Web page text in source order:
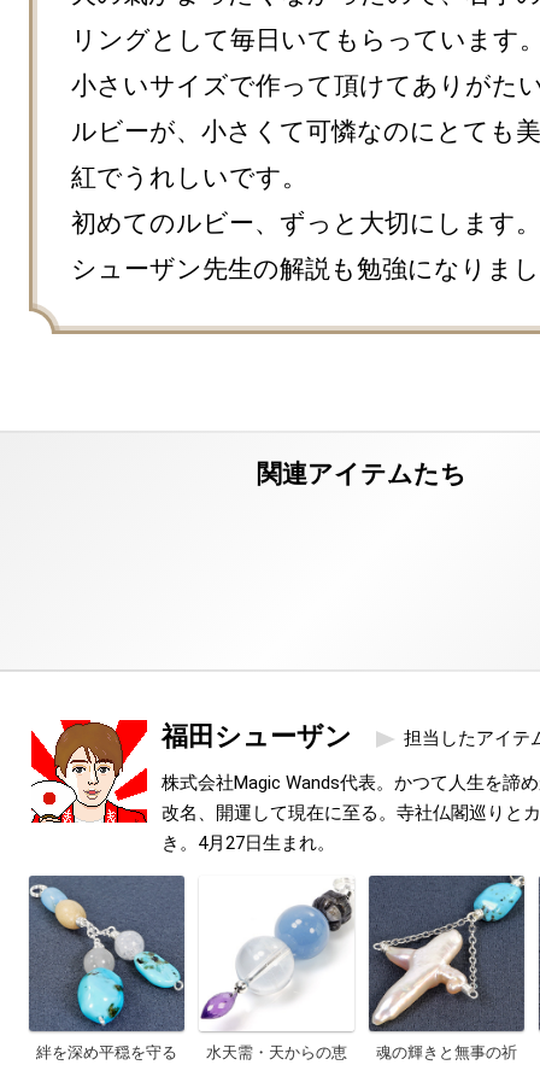
リングとして毎日いてもらっています
小さいサイズで作って頂けてありがた
ルビーが、小さくて可憐なのにとても
紅でうれしいです。
初めてのルビー、ずっと大切にします。
シューザン先生の解説も勉強になりま
福田シューザン 担当したアイテ
株式会社Magic Wands代表。かつて人生を諦
改名、開運して現在に至る。寺社仏閣巡りと
き。4月27日生まれ。
絆を深め平穏を守る
水天需・天からの恵
魂の輝きと無事の祈